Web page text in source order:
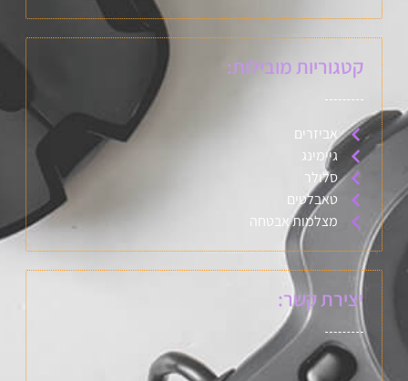
קטגוריות מובילות:
אביזרים
גיימינג
סלולר
טאבלטים
מצלמות אבטחה
יצירת קשר: